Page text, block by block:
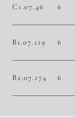
C1.07.46 6
B1.07.119 6
B2.07.174 6